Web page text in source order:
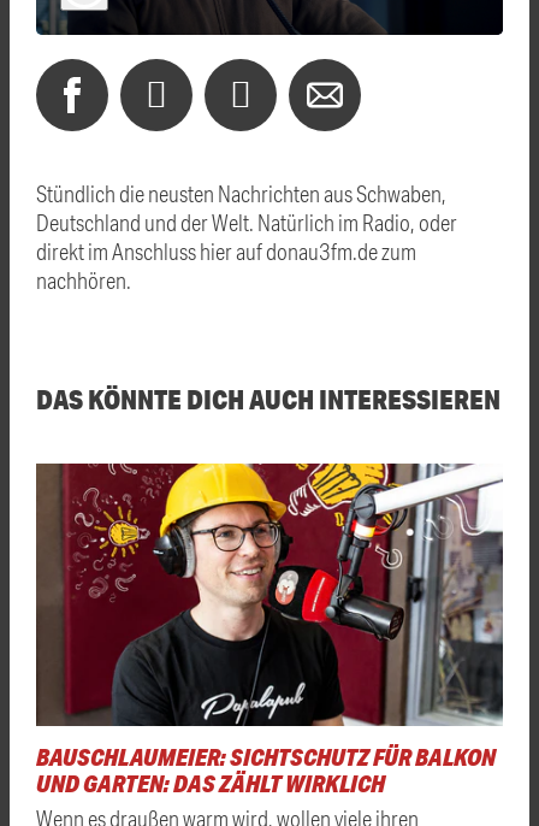
Stündlich die neusten Nachrichten aus Schwaben,
Deutschland und der Welt. Natürlich im Radio, oder
direkt im Anschluss hier auf donau3fm.de zum
nachhören.
DAS KÖNNTE DICH AUCH INTERESSIEREN
BAUSCHLAUMEIER: SICHTSCHUTZ FÜR BALKON
UND GARTEN: DAS ZÄHLT WIRKLICH
Wenn es draußen warm wird, wollen viele ihren